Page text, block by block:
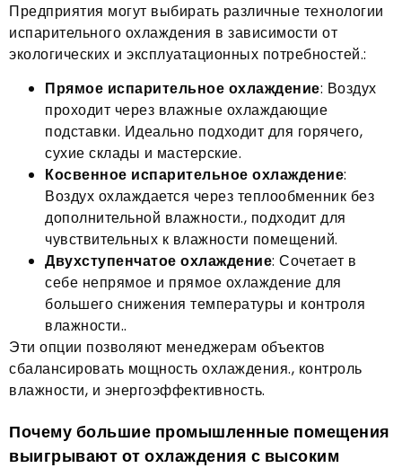
Предприятия могут выбирать различные технологии
испарительного охлаждения в зависимости от
экологических и эксплуатационных потребностей.:
Прямое испарительное охлаждение: Воздух
проходит через влажные охлаждающие
подставки. Идеально подходит для горячего,
сухие склады и мастерские.
Косвенное испарительное охлаждение:
Воздух охлаждается через теплообменник без
дополнительной влажности., подходит для
чувствительных к влажности помещений.
Двухступенчатое охлаждение: Сочетает в
себе непрямое и прямое охлаждение для
большего снижения температуры и контроля
влажности..
Эти опции позволяют менеджерам объектов
сбалансировать мощность охлаждения., контроль
влажности, и энергоэффективность.
Почему большие промышленные помещения
выигрывают от охлаждения с высоким